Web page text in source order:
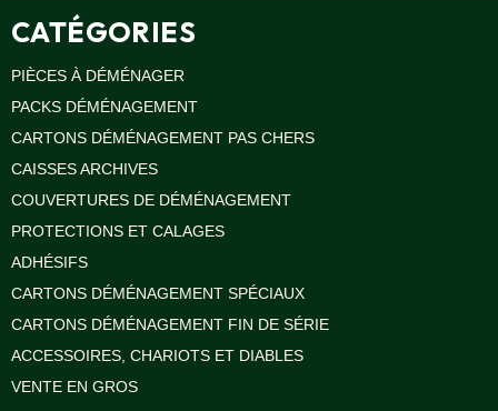
CATÉGORIES
PIÈCES À DÉMÉNAGER
PACKS DÉMÉNAGEMENT
CARTONS DÉMÉNAGEMENT PAS CHERS
CAISSES ARCHIVES
COUVERTURES DE DÉMÉNAGEMENT
PROTECTIONS ET CALAGES
ADHÉSIFS
CARTONS DÉMÉNAGEMENT SPÉCIAUX
CARTONS DÉMÉNAGEMENT FIN DE SÉRIE
ACCESSOIRES, CHARIOTS ET DIABLES
VENTE EN GROS